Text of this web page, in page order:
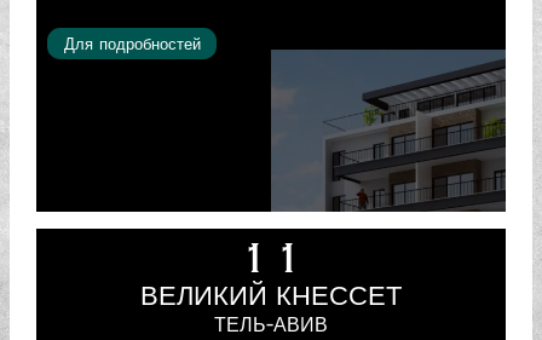
Для подробностей
11
ВЕЛИКИЙ КНЕССЕТ
ТЕЛЬ-АВИВ